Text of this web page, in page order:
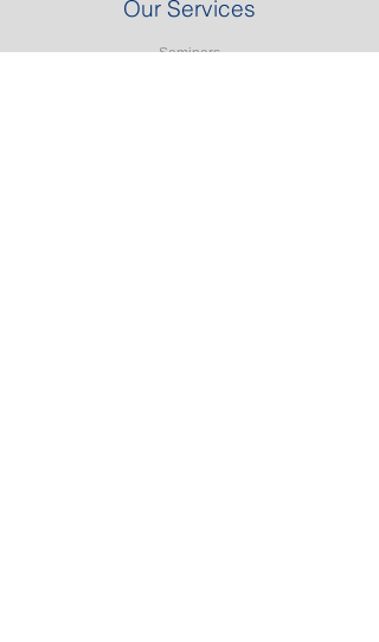
Our Services
Seminars